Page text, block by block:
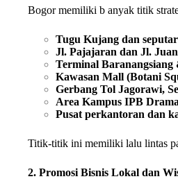
Bogor memiliki b anyak titik
Tugu Kujang dan
Jl. Pajajaran dan Jl.
Terminal Baranangsiang
Kawasan Mall (Botani
Gerbang Tol Jagorawi,
Area Kampus IPB
Pusat perkantoran dan
Titik-titik ini memiliki lalu lintas
2. Promosi Bisnis Lokal dan